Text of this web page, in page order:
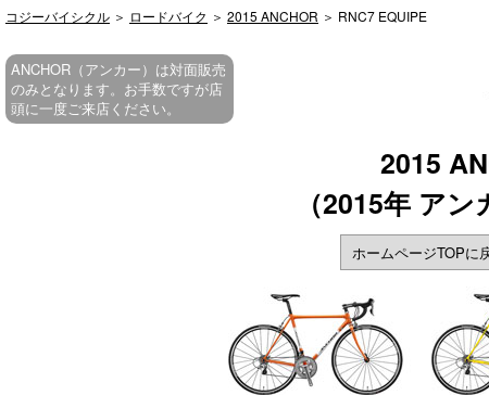
コジーバイシクル ＞ ロードバイク ＞ 2015 ANCHOR ＞ RNC7 EQUIPE
2015
（2015年 ア
ANCHOR（アンカー）は対面販売
のみとなります。お手数ですが店
頭に一度ご来店ください。
ホームページTOPに